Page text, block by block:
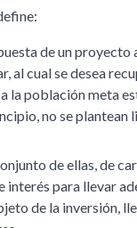
de un
al cual se desea
la población meta
no se plantean
de ellas, de
interés para llevar
de la inversión,